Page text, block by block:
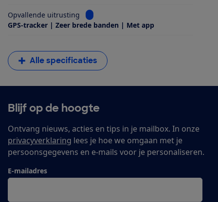
Opvallende uitrusting
Bekijk informatie voor Opvallende
GPS-tracker | Zeer brede banden | Met app
Alle specificaties
Blijf op de hoogte
Ontvang nieuws, acties en tips in je mailbox. In onze
privacyverklaring lees je hoe we omgaan met je
persoonsgegevens en e-mails voor je personaliseren.
E-mailadres